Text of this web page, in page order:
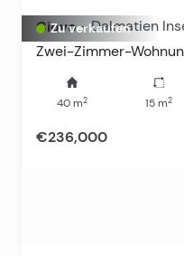
Zu verkaufen
Ciovo - Dalmatien
Zwei-Zimmer-
40 m2 15 m2
€236,000